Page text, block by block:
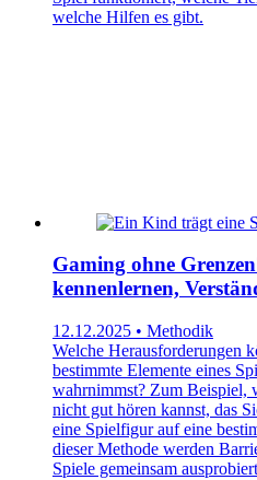
welche Hilfen es gibt.
Gaming ohne
kennenlernen,
12.12.2025 • Methodik
Welche Herausforderungen
bestimmte Elemente eines
wahrnimmst? Zum Beispiel,
nicht gut hören kannst, das
eine Spielfigur auf eine
dieser Methode werden
Spiele gemeinsam